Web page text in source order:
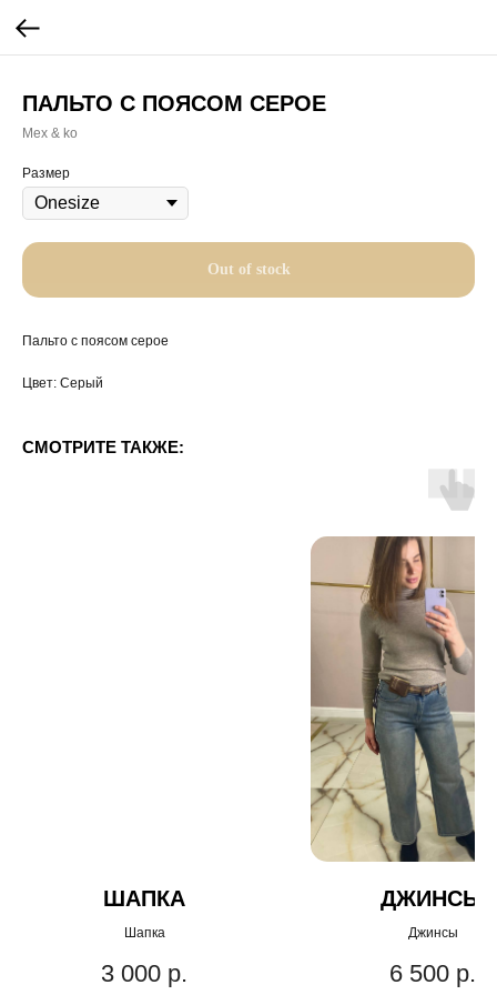
ПАЛЬТО С ПОЯСОМ СЕРОЕ
Mex & ko
Размер
Out of stock
Пальто с поясом серое
Цвет: Серый
СМОТРИТЕ ТАКЖЕ:
ШАПКА
Шапка
3 000 р.
ДЖИНСЫ
Джинсы
6 500 р.